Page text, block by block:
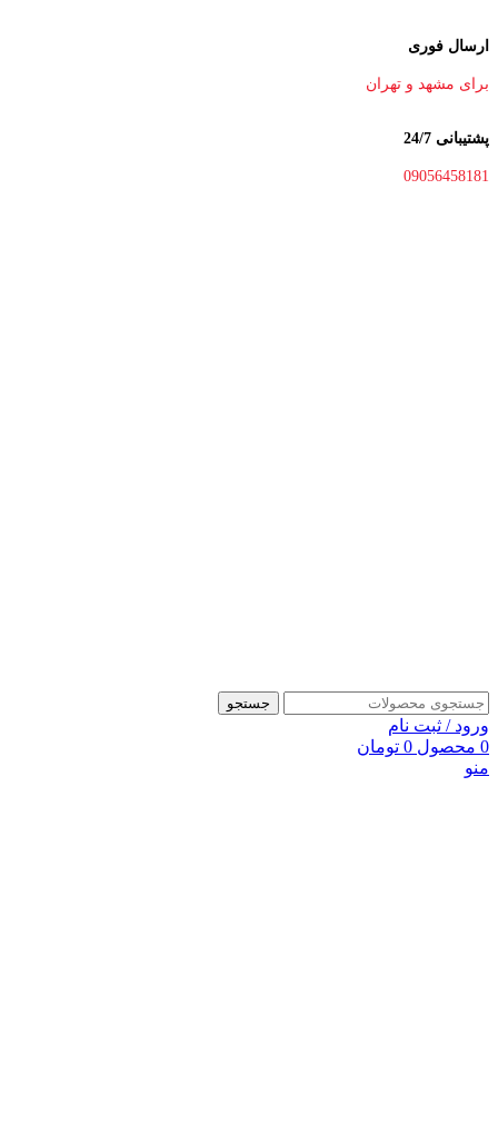
ارسال فوری
برای مشهد و تهران
پشتیبانی 24/7
09056458181
جستجو
ورود / ثبت نام
0 محصول 0 تومان
منو